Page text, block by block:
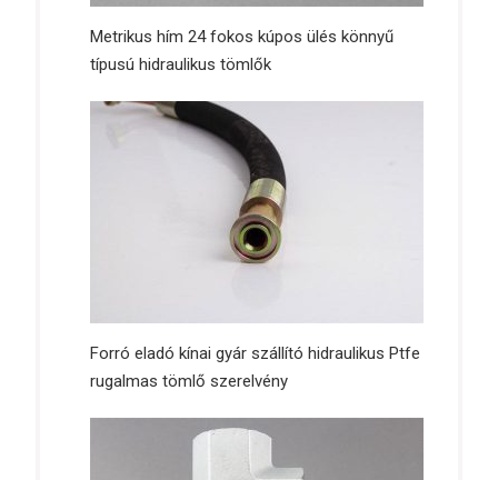
Metrikus hím 24 fokos kúpos ülés könnyű
típusú hidraulikus tömlők
Forró eladó kínai gyár szállító hidraulikus Ptfe
rugalmas tömlő szerelvény